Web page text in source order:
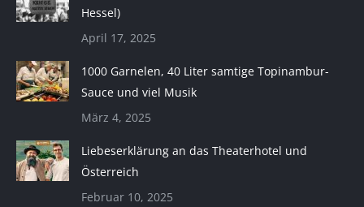
Hessel)
April 17, 2025
1000 Garnelen, 40 Liter samtige Topinambur-
Sauce und viel Musik
März 4, 2025
Liebeserklärung an das Theaterhotel und
Österreich
Februar 10, 2025